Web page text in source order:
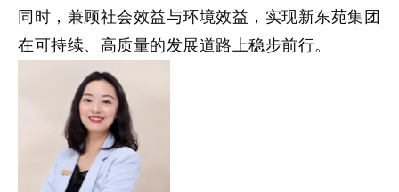
同时，兼顾社会效益与环境效益，实现新东苑集团
在可持续、高质量的发展道路上稳步前行。